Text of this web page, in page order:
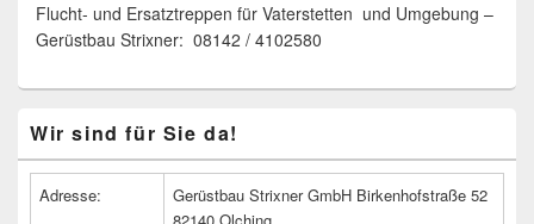
Flucht- und Ersatztreppen für Vaterstetten und Umgebung –
Gerüstbau Strixner: 08142 / 4102580
Seitenleisten
Widget-
Wir sind für Sie da!
Adresse:
Gerüstbau Strixner GmbH Birkenhofstraße 52